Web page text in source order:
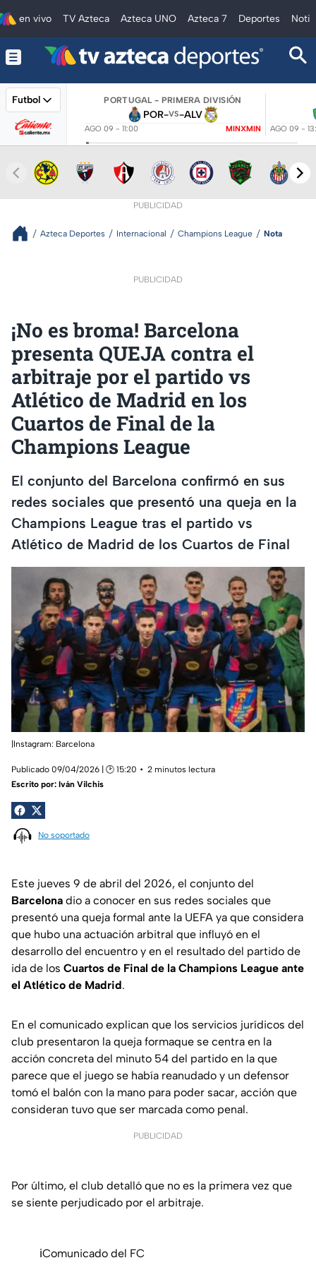
en vivo TV Azteca Azteca UNO Azteca 7 Deportes
Futbol PORTUGAL - PRIMERA DIVISIÓN
POR-VS-ALV
AGO 09 - 11:00 MINXMIN AGO 09 -
PUBLICIDAD
Azteca Deportes Internacional Champions League Nota
PUBLICIDAD
¡No es broma! Barcelona
presenta QUEJA contra el
arbitraje por el partido vs
Atlético de Madrid en los
Cuartos de Final de la
Champions League
El conjunto del Barcelona confirmó en sus
redes sociales que presentó una queja en la
Champions League tras el partido vs
Atlético de Madrid de los Cuartos de Final
|Instagram: Barcelona
Publicado 09/04/2026 | 🕑 15:20
2 minutos lectura
Escrito por: Iván Vilchis
No soportado
Este jueves 9 de abril del 2026, el conjunto del
Barcelona dio a conocer en sus redes sociales que
presentó una queja formal ante la UEFA ya que considera
que hubo una actuación arbitral que influyó en el
desarrollo del encuentro y en el resultado del partido de
ida de los Cuartos de Final de la Champions League ante
el Atlético de Madrid.
En el comunicado explican que los servicios jurídicos del
club presentaron la queja formaque se centra en la
acción concreta del minuto 54 del partido en la que
parece que el juego se había reanudado y un defensor
tomó el balón con la mano para poder sacar, acción que
consideran tuvo que ser marcada como penal.
PUBLICIDAD
Por último, el club detalló que no es la primera vez que
se siente perjudicado por el arbitraje.
ℹ️Comunicado del FC